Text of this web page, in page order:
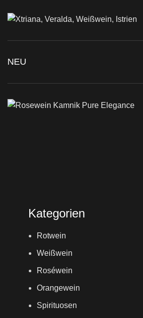
NEU
Kategorien
Rotwein
Weißwein
Roséwein
Orangewein
Spirituosen